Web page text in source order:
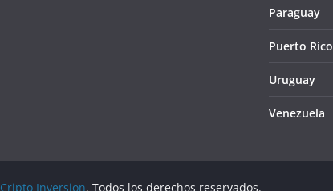
Paraguay
Puerto Rico
Uruguay
Venezuela
Cripto Inversion. Todos los derechos reservados.